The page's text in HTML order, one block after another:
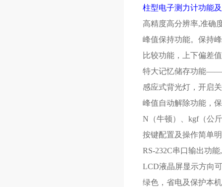
柱型电子测力计功能
高精度高分辨率,准确
峰值保持功能。保持
比较功能，上下偏差
特大记忆储存功能
感应式背光灯，开启
峰值自动解除功能，
N（牛顿）、kgf（公
按键配置及操作简单
RS-232C串口输出功
LCD液晶屏显示方向
绿色，省电及保护本